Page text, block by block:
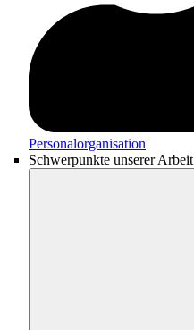
Personalorganisation
Schwerpunkte unserer Arbeit